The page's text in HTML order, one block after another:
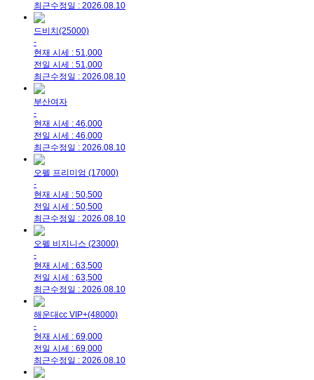
최근수정일 : 2026.08.10
드비치(25000)
-
현재 시세 : 51,000
전일 시세 : 51,000
최근수정일 : 2026.08.10
부산여자
-
현재 시세 : 46,000
전일 시세 : 46,000
최근수정일 : 2026.08.10
오펠 프리미엄 (17000)
-
현재 시세 : 50,500
전일 시세 : 50,500
최근수정일 : 2026.08.10
오펠 비지니스 (23000)
-
현재 시세 : 63,500
전일 시세 : 63,500
최근수정일 : 2026.08.10
해운대cc VIP+(48000)
-
현재 시세 : 69,000
전일 시세 : 69,000
최근수정일 : 2026.08.10